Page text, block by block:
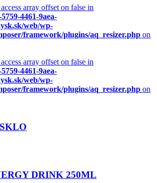
array offset on false in
4461-9aea-
web/wp-
framework/plugins/aq_resizer.php on
array offset on false in
4461-9aea-
web/wp-
framework/plugins/aq_resizer.php on
DRINK 250ML